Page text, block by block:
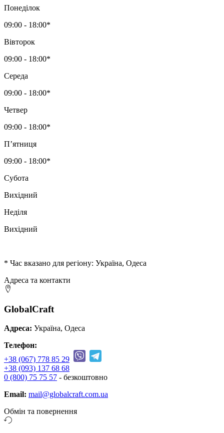
Понеділок
09:00 - 18:00*
Вівторок
09:00 - 18:00*
Середа
09:00 - 18:00*
Четвер
09:00 - 18:00*
Пʼятниця
09:00 - 18:00*
Субота
Вихідний
Неділя
Вихідний
* Час вказано для регіону: Україна, Одеса
Адреса та контакти
GlobalCraft
Адреса: Україна, Одеса
Телефон:
+38 (067) 778 85 29
+38 (093) 137 68 68
0 (800) 75 75 57 - безкоштовно
Email: mail@globalcraft.com.ua
Обмін та повернення